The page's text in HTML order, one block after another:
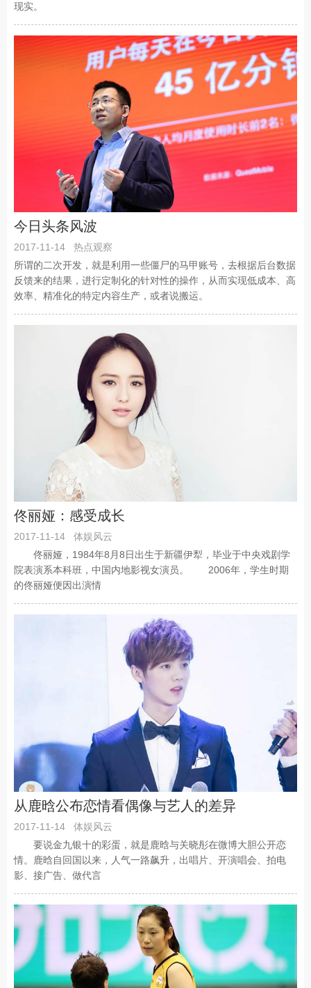
现实。
今日头条风波
2017-11-14
热点观察
所谓的二次开发，就是利用一些僵尸的马甲账号，去根据后台数据
反馈来的结果，进行定制化的针对性的操作，从而实现低成本、高
效率、精准化的特定内容生产，或者说搬运。
佟丽娅：感受成长
2017-11-14
体娱风云
佟丽娅，1984年8月8日出生于新疆伊犁，毕业于中央戏剧学
院表演系本科班，中国内地影视女演员。 2006年，学生时期
的佟丽娅便因出演情
从鹿晗公布恋情看偶像与艺人的差异
2017-11-14
体娱风云
要说金九银十的彩蛋，就是鹿晗与关晓彤在微博大胆公开恋
情。鹿晗自回国以来，人气一路飙升，出唱片、开演唱会、拍电
影、接广告、做代言